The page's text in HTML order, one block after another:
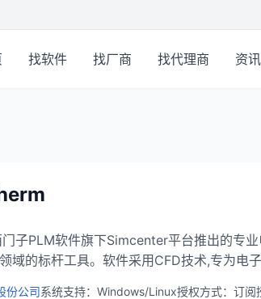
找软件 找厂商 找代理商 资讯
子PLM软件旗下Simcenter平台推出的专
域的标杆工具。软件采用CFD技术,专为电
份公司系统支持：Windows/Linux授权方式：订阅